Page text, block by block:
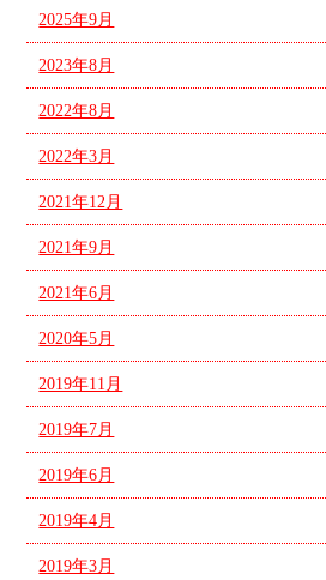
2025年9月
2023年8月
2022年8月
2022年3月
2021年12月
2021年9月
2021年6月
2020年5月
2019年11月
2019年7月
2019年6月
2019年4月
2019年3月